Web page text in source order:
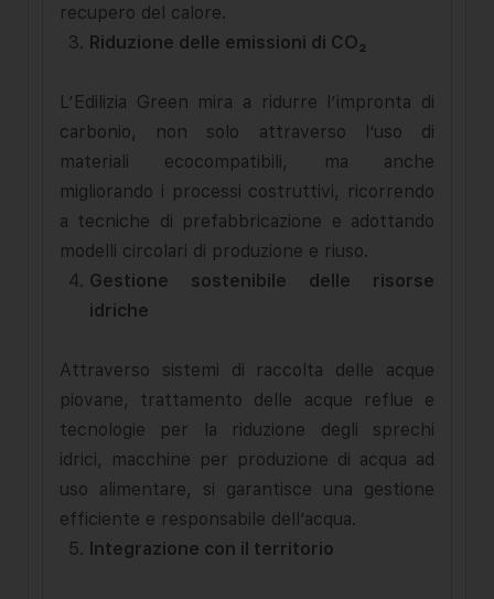
recupero del calore.
Riduzione delle emissioni di CO₂
L’Edilizia Green mira a ridurre l’impronta di
carbonio, non solo attraverso l’uso di
materiali ecocompatibili, ma anche
migliorando i processi costruttivi, ricorrendo
a tecniche di prefabbricazione e adottando
modelli circolari di produzione e riuso.
Gestione sostenibile delle risorse
idriche
Attraverso sistemi di raccolta delle acque
piovane, trattamento delle acque reflue e
tecnologie per la riduzione degli sprechi
idrici, macchine per produzione di acqua ad
uso alimentare, si garantisce una gestione
efficiente e responsabile dell’acqua.
Integrazione con il territorio